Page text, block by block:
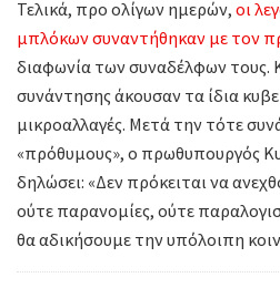
Τελικά, προ ολίγων ημερών, οι
μπλόκων συναντήθηκαν με τον
διαφωνία των συναδέλφων τους.
συνάντησης άκουσαν τα ίδια
μικροαλλαγές. Μετά την τότε
«πρόθυμους», ο πρωθυπουργός
δηλώσει: «Δεν πρόκειται να
ούτε παρανομίες, ούτε
θα αδικήσουμε την υπόλοιπη